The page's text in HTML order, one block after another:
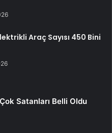
Araç Sayısı 450 Bini
Satanları Belli Oldu